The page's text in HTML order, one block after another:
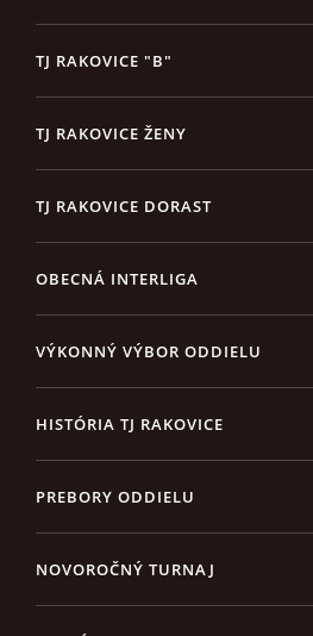
TJ RAKOVICE "B"
TJ RAKOVICE ŽENY
TJ RAKOVICE DORAST
OBECNÁ INTERLIGA
VÝKONNÝ VÝBOR ODDIELU
HISTÓRIA TJ RAKOVICE
PREBORY ODDIELU
NOVOROČNÝ TURNAJ